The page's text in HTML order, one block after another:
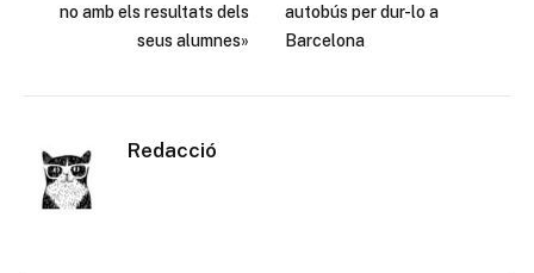
no amb els resultats dels
seus alumnes»
autobús per dur-lo a
Barcelona
Redacció